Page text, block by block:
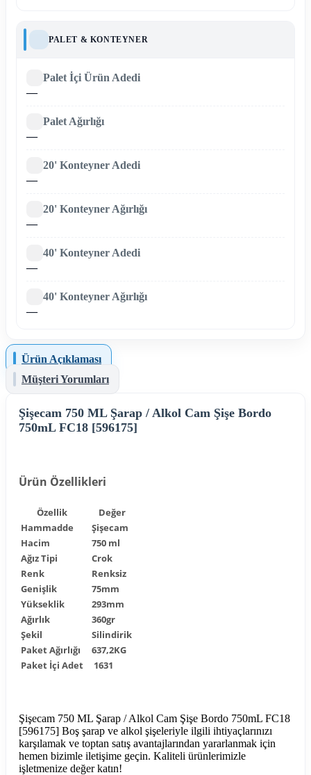
PALET & KONTEYNER
Palet İçi Ürün Adedi
—
Palet Ağırlığı
—
20' Konteyner Adedi
—
20' Konteyner Ağırlığı
—
40' Konteyner Adedi
—
40' Konteyner Ağırlığı
—
Ürün Açıklaması
Müşteri Yorumları
Şişecam 750 ML Şarap / Alkol Cam Şişe Bordo
750mL FC18 [596175]
Ürün Özellikleri
Özellik
Değer
Hammadde
Şişecam
Hacim
750 ml
Ağız Tipi
Crok
Renk
Renksiz
Genişlik
75mm
Yükseklik
293mm
Ağırlık
360gr
Şekil
Silindirik
Paket Ağırlığı
637,2KG
Paket İçi Adet
1631
Şişecam 750 ML Şarap / Alkol Cam Şişe Bordo 750mL FC18
[596175] Boş şarap ve alkol şişeleriyle ilgili ihtiyaçlarınızı
karşılamak ve toptan satış avantajlarından yararlanmak için
hemen bizimle iletişime geçin. Kaliteli ürünlerimizle
işletmenize değer katın!